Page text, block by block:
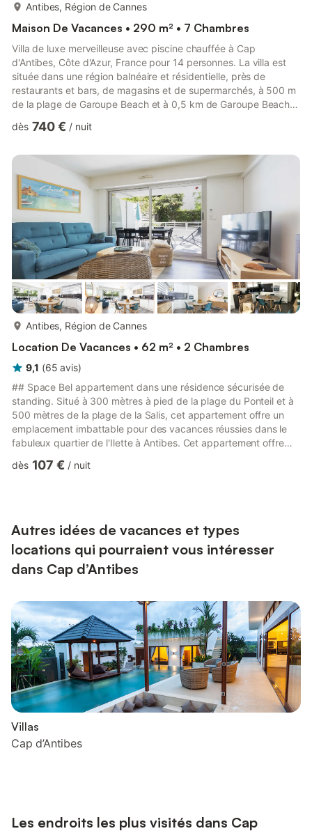
Antibes, Région de Cannes
Maison De Vacances • 290 m² • 7 Chambres
Villa de luxe merveilleuse avec piscine chauffée à Cap
d'Antibes, Côte d'Azur, France pour 14 personnes. La villa est
située dans une région balnéaire et résidentielle, près de
restaurants et bars, de magasins et de supermarchés, à 500 m
de la plage de Garoupe Beach et à 0,5 km de Garoupe Beach.
pour les invités, réparties sur 2 étages. Le logement offre
et d´arbres et une piscine chauffée merveilleuse. Le comfort et
le voisinage de la plage, d'endroits pour faire...
dès 740 € / nuit
Antibes, Région de Cannes
Location De Vacances • 62 m² • 2 Chambres
9,1 (65 avis)
## Space Bel appartement dans une résidence sécurisée de
standing. Situé à 300 mètres à pied de la plage du Ponteil et à
500 mètres de la plage de la Salis, cet appartement offre un
emplacement imbattable pour des vacances réussies dans le
fabuleux quartier de l'Ilette à Antibes. Cet appartement offre
de parking privée en box en sous-sol (hauteur maximale 1,89
dès 107 € / nuit
Autres idées de vacances et types
locations qui pourraient vous intéresser
dans Cap d’Antibes
Villas
Cap d’Antibes
Les endroits les plus visités dans Cap